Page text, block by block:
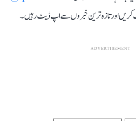
اور تازہ ترین خبروں سے اپ ڈیٹ رہیں۔
ADVERTISEMENT